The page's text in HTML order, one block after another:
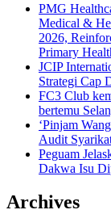
PMG
Medical &
2026,
Primary
JCIP
Strategi Cap
FC3 Club
bertemu
‘Pinjam
Audit
Peguam
Dakwa Isu
Archives